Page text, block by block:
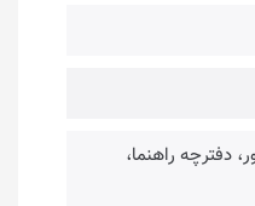
دفترچه راهنما،